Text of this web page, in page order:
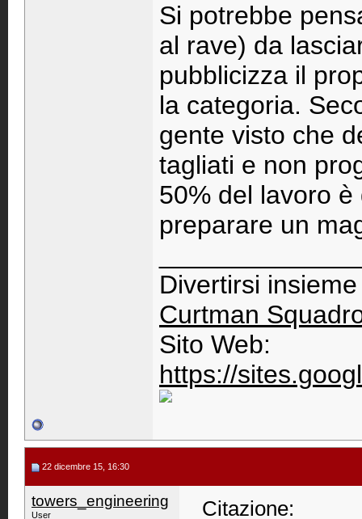
Si potrebbe
al rave) da
pubblicizza il
la categoria.
gente visto che
tagliati e non
50% del lavoro
preparare un
Divertirsi
Curtman
Sito Web:
https://
22 dicembre 15, 16:30
towers_engineering
User Citazione: